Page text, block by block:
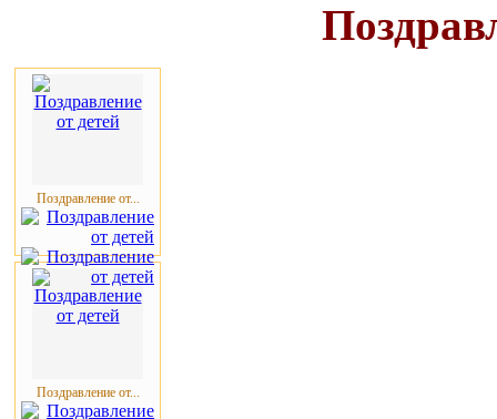
Поздравление от...
Поздравление от...